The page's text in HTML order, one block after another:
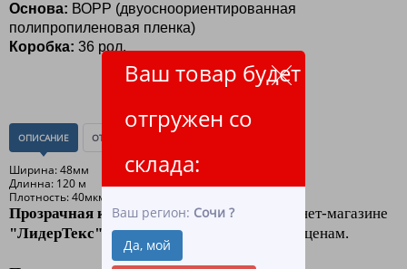
Ваш товар будет
отгружен со
склада:
Ваш регион: Сочи ?
Да, мой
Основа: ВОРР (двуосноориентированная
полипропиленовая пленка)
Коробка: 36 рол.
ОПИСАНИЕ ОТЗЫВЫ
Ширина: 48мм
Длинна: 120 м
Плотность: 40мкм (микрон)
Прозрачная клейкая лента 48 мм
в интернет-магазине
"ЛидерТекс" оптом и в розницу по низким ценам.